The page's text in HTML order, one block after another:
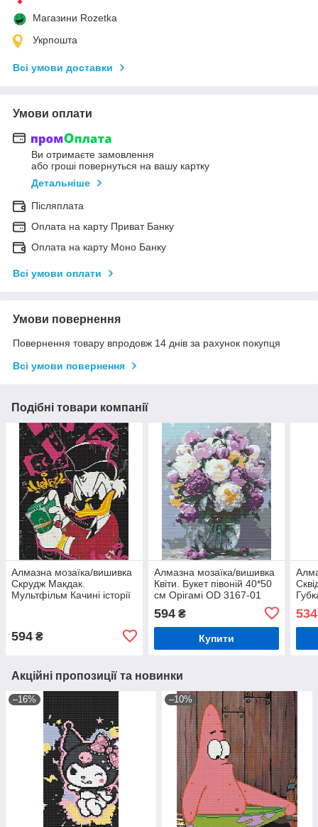
Магазини Rozetka
Укрпошта
Всі умови доставки
Умови оплати
Ви отримаєте замовлення
або гроші повернуться на вашу картку
Детальніше
Післяплата
Оплата на карту Приват Банку
Оплата на карту Моно Банку
Всі умови оплати
Умови повернення
Повернення товару впродовж 14 днів за рахунок покупця
Всі умови повернення
Подібні товари компанії
Алмазна мозаїка/вишивка
Скрудж Макдак.
Мультфільм Качині історії
594 ₴
Алмазна мозаїка/вишивка
Квіти. Букет півоній 40*50
см Орігамі OD 3167-01
594₴
Купити
534
Акційні пропозиції та новинки
–16% –10%